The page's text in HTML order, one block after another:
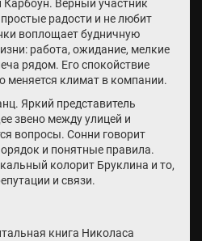
Карбоун. Верный участник
радости и не любит
воплощает будничную
работа, ожидание, мелкие
рядом. Его спокойствие
меняется климат в компании.
Яркий представитель
звено между улицей и
вопросы. Сонни говорит
и понятные правила.
колорит Бруклина и то,
и связи.
книга Николаса